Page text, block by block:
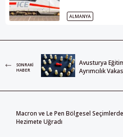
ALMANYA
SONRAKI
HABER
Avusturya
Ayrımcılık
Macron ve Le Pen Bölgesel Seçimlerde
Hezimete Uğradı